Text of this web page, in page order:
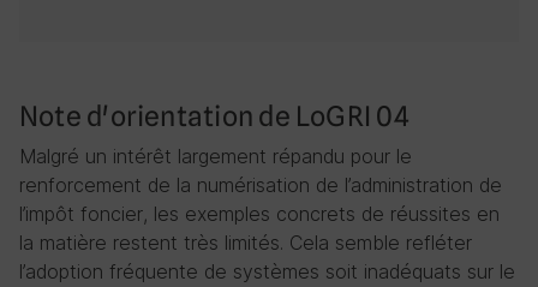
Note d'orientation de LoGRI 04
Malgré un intérêt largement répandu pour le
renforcement de la numérisation de l’administration de
l’impôt foncier, les exemples concrets de réussites en
la matière restent très limités. Cela semble refléter
l’adoption fréquente de systèmes soit inadéquats sur le